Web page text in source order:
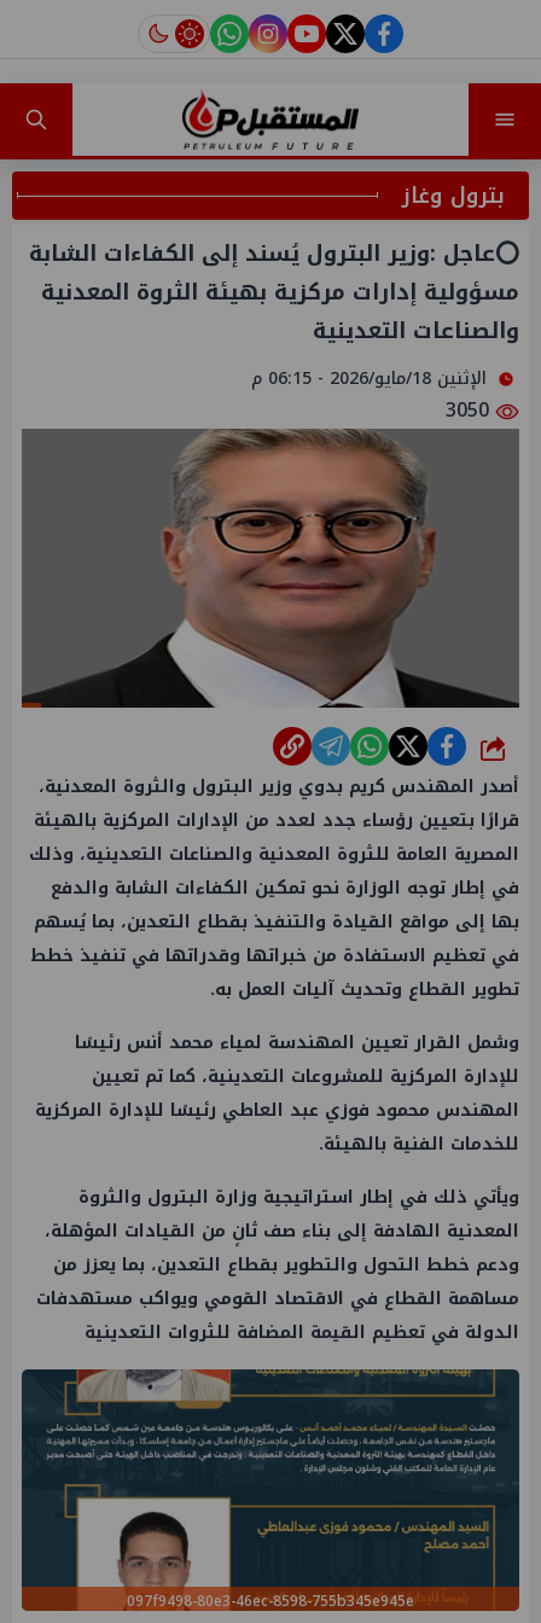
facebook
twitter
youtube
instagram
tiktok
بترول وغاز
⭕️عاجل :وزير البترول يُسند إلى الكفاءات الشابة
مسؤولية إدارات مركزية بهيئة الثروة المعدنية
والصناعات التعدينية
الإثنين 18/مايو/2026 - 06:15 م
شارك
أصدر المهندس كريم بدوي وزير البترول والثروة المعدنية،
قرارًا بتعيين رؤساء جدد لعدد من الإدارات المركزية بالهيئة
المصرية العامة للثروة المعدنية والصناعات التعدينية، وذلك
في إطار توجه الوزارة نحو تمكين الكفاءات الشابة والدفع
بها إلى مواقع القيادة والتنفيذ بقطاع التعدين، بما يُسهم
في تعظيم الاستفادة من خبراتها وقدراتها في تنفيذ خطط
تطوير القطاع وتحديث آليات العمل به.
وشمل القرار تعيين المهندسة لمياء محمد أنس رئيسًا
للإدارة المركزية للمشروعات التعدينية، كما تم تعيين
المهندس محمود فوزي عبد العاطي رئيسًا للإدارة المركزية
للخدمات الفنية بالهيئة.
ويأتي ذلك في إطار استراتيجية وزارة البترول والثروة
المعدنية الهادفة إلى بناء صف ثانٍ من القيادات المؤهلة،
ودعم خطط التحول والتطوير بقطاع التعدين، بما يعزز من
مساهمة القطاع في الاقتصاد القومي ويواكب مستهدفات
الدولة في تعظيم القيمة المضافة للثروات التعدينية
097f9498-80e3-46ec-8598-755b345e945e